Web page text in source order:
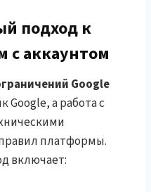
подход к
аккаунтом
Google
Google, а работа с
платформы.
включает: